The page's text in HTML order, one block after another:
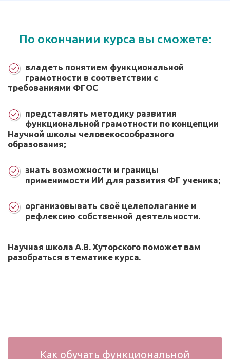
По окончании курса вы сможете:
владеть понятием функциональной
грамотности в соответствии с
требованиями ФГОС
представлять методику развития
функциональной грамотности по концепции
Научной школы человекосообразного
образования;
знать возможности и границы
применимости ИИ для развития ФГ ученика;
организовывать своё целеполагание и
рефлексию собственной деятельности.
Научная школа А.В. Хуторского поможет вам
разобраться в тематике курса.
Как обучать функциональной